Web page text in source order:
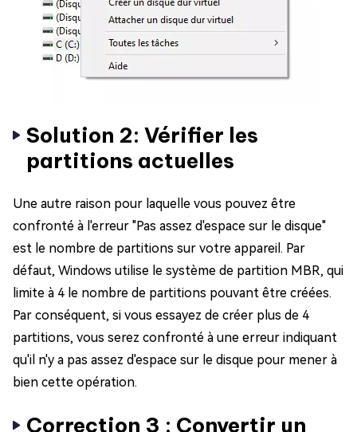
Solution 2: Vérifier les
partitions actuelles
Une autre raison pour laquelle vous pouvez être
confronté à l'erreur "Pas assez d'espace sur le disque"
est le nombre de partitions sur votre appareil. Par
défaut, Windows utilise le système de partition MBR, qui
limite à 4 le nombre de partitions pouvant être créées.
Par conséquent, si vous essayez de créer plus de 4
partitions, vous serez confronté à une erreur indiquant
qu'il n'y a pas assez d'espace sur le disque pour mener à
bien cette opération.
Correction 3 : Convertir un